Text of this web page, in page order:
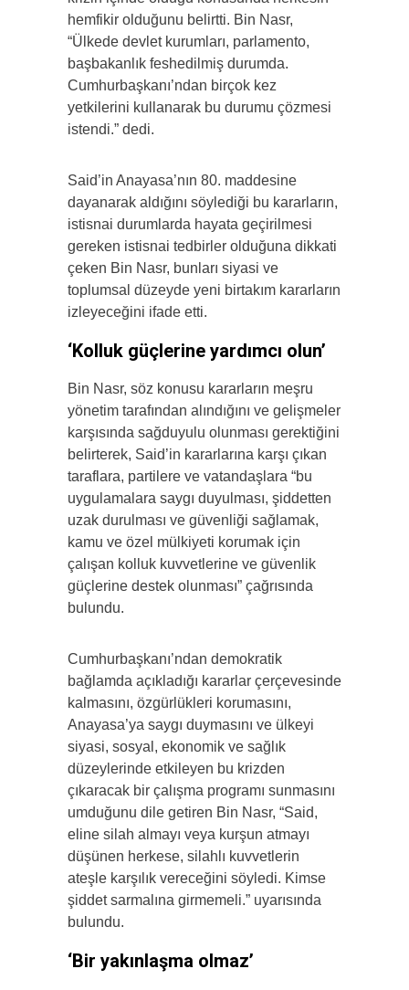
hemfikir olduğunu belirtti. Bin Nasr,
“Ülkede devlet kurumları, parlamento,
başbakanlık feshedilmiş durumda.
Cumhurbaşkanı’ndan birçok kez
yetkilerini kullanarak bu durumu çözmesi
istendi.” dedi.
Said’in Anayasa’nın 80. maddesine
dayanarak aldığını söylediği bu kararların,
istisnai durumlarda hayata geçirilmesi
gereken istisnai tedbirler olduğuna dikkati
çeken Bin Nasr, bunları siyasi ve
toplumsal düzeyde yeni birtakım kararların
izleyeceğini ifade etti.
‘Kolluk güçlerine yardımcı olun’
Bin Nasr, söz konusu kararların meşru
yönetim tarafından alındığını ve gelişmeler
karşısında sağduyulu olunması gerektiğini
belirterek, Said’in kararlarına karşı çıkan
taraflara, partilere ve vatandaşlara “bu
uygulamalara saygı duyulması, şiddetten
uzak durulması ve güvenliği sağlamak,
kamu ve özel mülkiyeti korumak için
çalışan kolluk kuvvetlerine ve güvenlik
güçlerine destek olunması” çağrısında
bulundu.
Cumhurbaşkanı’ndan demokratik
bağlamda açıkladığı kararlar çerçevesinde
kalmasını, özgürlükleri korumasını,
Anayasa’ya saygı duymasını ve ülkeyi
siyasi, sosyal, ekonomik ve sağlık
düzeylerinde etkileyen bu krizden
çıkaracak bir çalışma programı sunmasını
umduğunu dile getiren Bin Nasr, “Said,
eline silah almayı veya kurşun atmayı
düşünen herkese, silahlı kuvvetlerin
ateşle karşılık vereceğini söyledi. Kimse
şiddet sarmalına girmemeli.” uyarısında
bulundu.
‘Bir yakınlaşma olmaz’